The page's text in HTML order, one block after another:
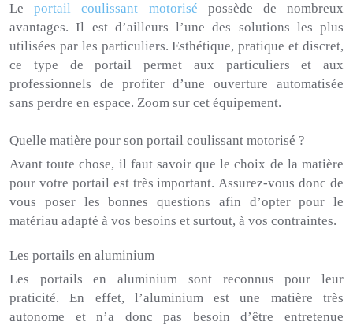
Leportail coulissant motorisé possède de nombreux
avantages. Il est d’ailleurs l’une des solutions les plus
utilisées par les particuliers. Esthétique, pratique et discret,
ce type de portail permet aux particuliers et aux
professionnels de profiter d’une ouverture automatisée
sans perdre en espace. Zoom sur cet équipement.
Quelle matière pour son portail coulissant motorisé ?
Avant toute chose, il faut savoir que le choix de la matière
pour votre portail est très important. Assurez-vous donc de
vous poser les bonnes questions afin d’opter pour le
matériau adapté à vos besoins et surtout, à vos contraintes.
Les portails en aluminium
Les portails en aluminium sont reconnus pour leur
praticité. En effet, l’aluminium est une matière très
autonome et n’a donc pas besoin d’être entretenue